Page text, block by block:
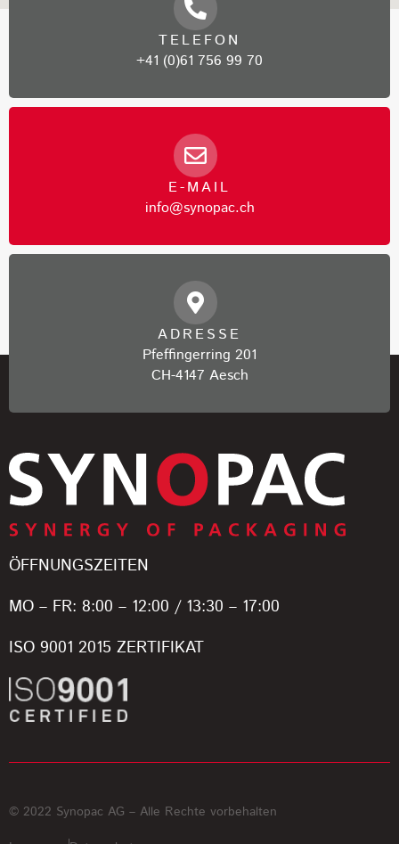
TELEFON
+41 (0)61 756 99 70
E-MAIL
info@synopac.ch
ADRESSE
Pfeffingerring 201
CH-4147 Aesch
ÖFFNUNGSZEITEN
MO – FR: 8:00 – 12:00 / 13:30 – 17:00
ISO 9001 2015 ZERTIFIKAT
© 2022 Synopac AG – Alle Rechte vorbehalten